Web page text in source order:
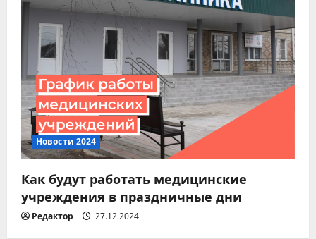
Новости 2024
Как будут работать медицинские
учреждения в праздничные дни
Редактор 27.12.2024